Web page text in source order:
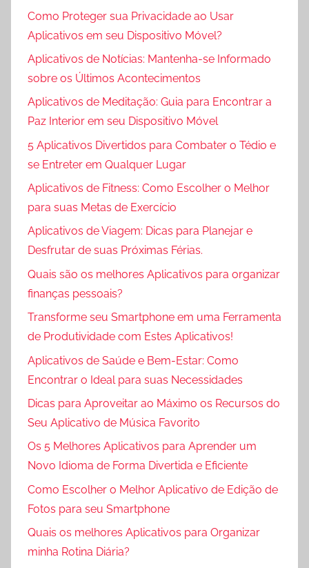
Como Proteger sua Privacidade ao Usar
Aplicativos em seu Dispositivo Móvel?
Aplicativos de Notícias: Mantenha-se Informado
sobre os Últimos Acontecimentos
Aplicativos de Meditação: Guia para Encontrar a
Paz Interior em seu Dispositivo Móvel
5 Aplicativos Divertidos para Combater o Tédio e
se Entreter em Qualquer Lugar
Aplicativos de Fitness: Como Escolher o Melhor
para suas Metas de Exercício
Aplicativos de Viagem: Dicas para Planejar e
Desfrutar de suas Próximas Férias.
Quais são os melhores Aplicativos para organizar
finanças pessoais?
Transforme seu Smartphone em uma Ferramenta
de Produtividade com Estes Aplicativos!
Aplicativos de Saúde e Bem-Estar: Como
Encontrar o Ideal para suas Necessidades
Dicas para Aproveitar ao Máximo os Recursos do
Seu Aplicativo de Música Favorito
Os 5 Melhores Aplicativos para Aprender um
Novo Idioma de Forma Divertida e Eficiente
Como Escolher o Melhor Aplicativo de Edição de
Fotos para seu Smartphone
Quais os melhores Aplicativos para Organizar
minha Rotina Diária?